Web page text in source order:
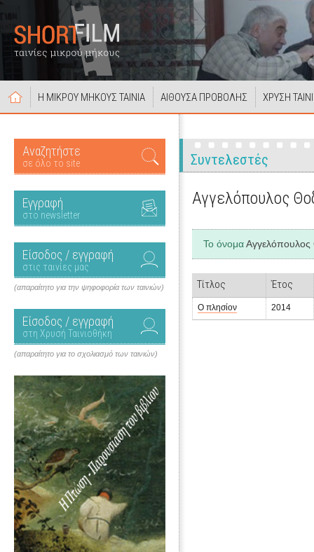
Η ΜΙΚΡΟΥ ΜΗΚΟΥΣ ΤΑΙΝΙΑ ΑΙΘΟΥΣΑ ΠΡΟΒΟΛΗΣ ΧΡΥΣΗ
Αναζητήστε
σε όλο το site
Εγγραφή
στο newsletter
Είσοδος / εγγραφή
στις ταινίες μας
(απαραίτητο για την ψηφοφορία των ταινιών)
Είσοδος / εγγραφή
στη Χρυσή Ταινιοθήκη
(απαραίτητο για το σχολιασμό των ταινιών)
Συντελεστές
Αγγελόπουλος
Το όνομα
Τίτλος Έτος
Ο πλησίον 2014